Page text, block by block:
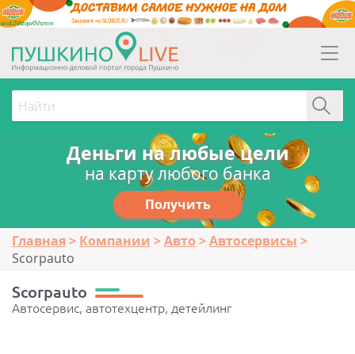
erid:2Vtzqw6Vsmm
Деньги на любые цели
на карту любого банка
Получить
Главная Компании Авто
Автосервисы
Scorpauto
Scorpauto
Автосервис, автотехцентр, детейлинг